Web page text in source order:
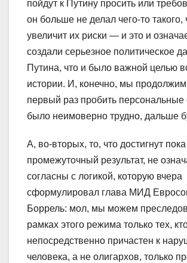
пойдут к Путину просить или
он больше не делал чего-то такого,
увеличит их риски — и это и
создали серьезное политическое
Путина, что и было важной целью
истории. И, конечно, мы продолжим
первый раз пробить персональные
было неимоверно трудно, дальше
А, во-вторых, то, что достигнут
промежуточный результат, не
согласны с логикой, которую вчера
сформулировал глава МИД
Боррель: мол, мы можем
рамках этого режима только тех,
непосредственно причастен к
человека, а не олигархов, только